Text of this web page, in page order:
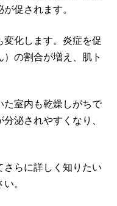
促されます。
化します。炎症を促
の割合が増え、肌ト
室内も乾燥しがちで
泌されやすくなり、
らに詳しく知りたい
。